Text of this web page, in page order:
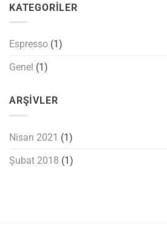
KATEGORILER
Espresso (1)
Genel (1)
ARŞIVLER
Nisan 2021 (1)
Şubat 2018 (1)